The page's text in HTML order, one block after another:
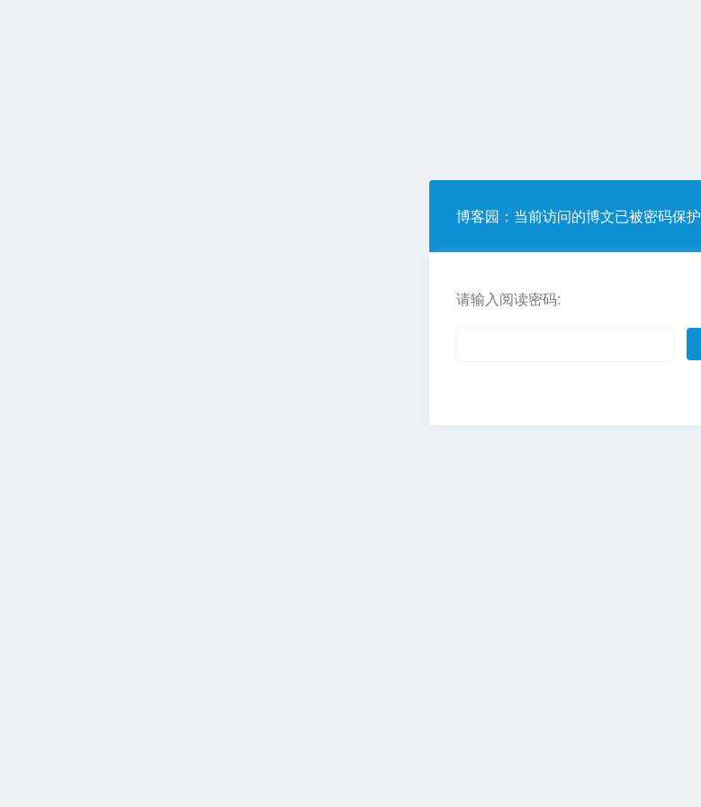
博客园 ：当前访问的博文已被密码保护
请输入阅读密码: